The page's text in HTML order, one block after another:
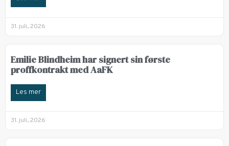
31. juli, 2026
Emilie Blindheim har signert sin første
proffkontrakt med AaFK
Les mer
31. juli, 2026